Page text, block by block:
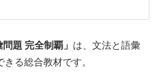
題 完全制覇」 は、文法と語彙
る総合教材です。